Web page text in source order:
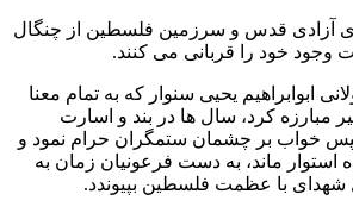
آزادی قدس و سرزمین فلسطین از چنگال
وجود خود را قربانی می کنند.
ابوابراهیم یحیی سنوار که به تمام معنا
مبارزه کرد، سال ها در بند و اسارت
خواب بر چشمان ستمگران حرام نمود و
استوار ماند، به دست فرعونیان زمان به
شهدای با عظمت فلسطین بپیوندد.